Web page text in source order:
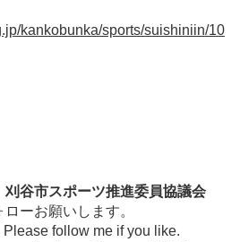
kankobunka/sports/suishiniin/10
刈谷市スポーツ推進委員協議会
ーお願いします。
follow me if you like.